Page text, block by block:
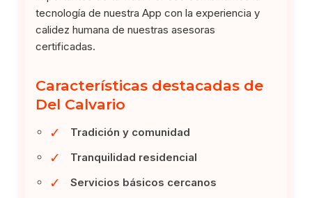
tecnología de nuestra App con la experiencia y
calidez humana de nuestras asesoras
certificadas.
Características destacadas de
Del Calvario
✓ Tradición y comunidad
✓ Tranquilidad residencial
✓ Servicios básicos cercanos